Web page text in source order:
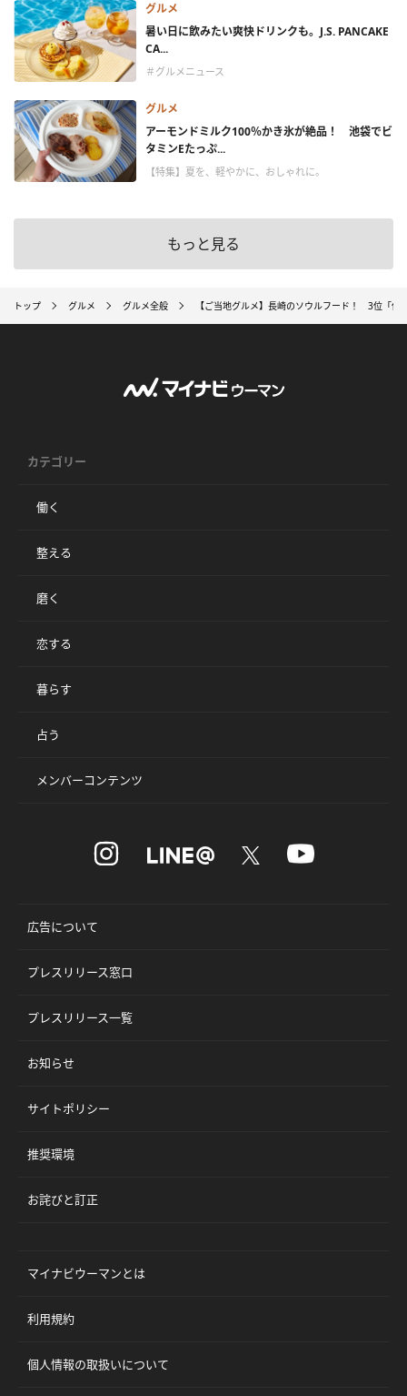
グルメ
暑い日に飲みたい爽快ドリンクも。J.S. PANCAKE
CA...
＃グルメニュース
グルメ
アーモンドミルク100％かき氷が絶品！ 池袋でビ
タミンEたっぷ...
【特集】夏を、軽やかに、おしゃれに。
もっと見る
トップ グルメ グルメ全般 【ご当地グルメ】長崎のソウルフード！ 3位「佐
カテゴリー
働く
整える
磨く
恋する
暮らす
占う
メンバーコンテンツ
広告について
プレスリリース窓口
プレスリリース一覧
お知らせ
サイトポリシー
推奨環境
お詫びと訂正
マイナビウーマンとは
利用規約
個人情報の取扱いについて